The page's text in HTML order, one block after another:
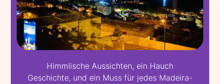
Himmlische Aussichten, ein Hauch
Geschichte, und ein Muss für jedes Madeira-